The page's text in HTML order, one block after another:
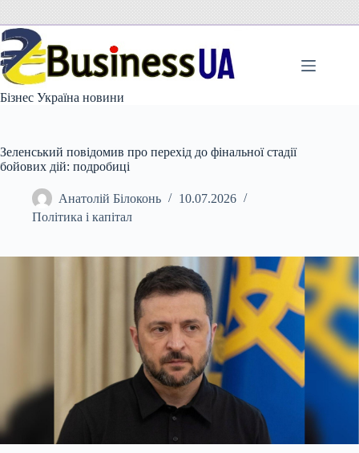
вмісту
Бізнес Україна новини
Зеленський повідомив про перехід до фінальної стадії
бойових дій: подробиці
Анатолій Білоконь
10.07.2026
Політика і капітал